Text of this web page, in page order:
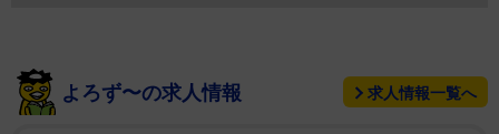
よろず〜の求人情報 求人情報一覧へ